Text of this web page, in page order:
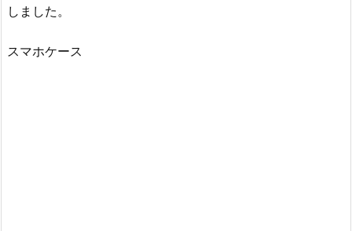
しました。
スマホケース